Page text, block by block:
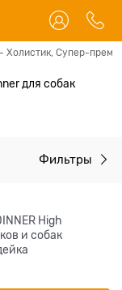
Холистик, Супер-
для собак
Фильтры
High
и собак